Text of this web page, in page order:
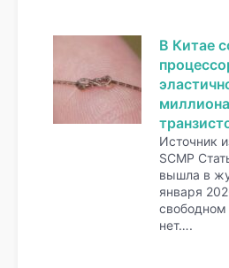
В Китае
Источник
SCMP
вышла в
января
свободном
нет….